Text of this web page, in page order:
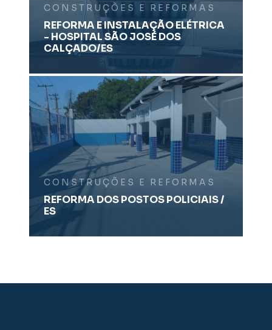
CONSTRUÇÕES E REFORMAS
REFORMA E INSTALAÇÃO ELÉTRICA
- HOSPITAL SÃO JOSÉ DOS
CALÇADO/ES
CONSTRUÇÕES E REFORMAS
REFORMA DOS POSTOS POLICIAIS /
ES